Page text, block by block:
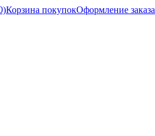
Корзина покупокОформление заказа